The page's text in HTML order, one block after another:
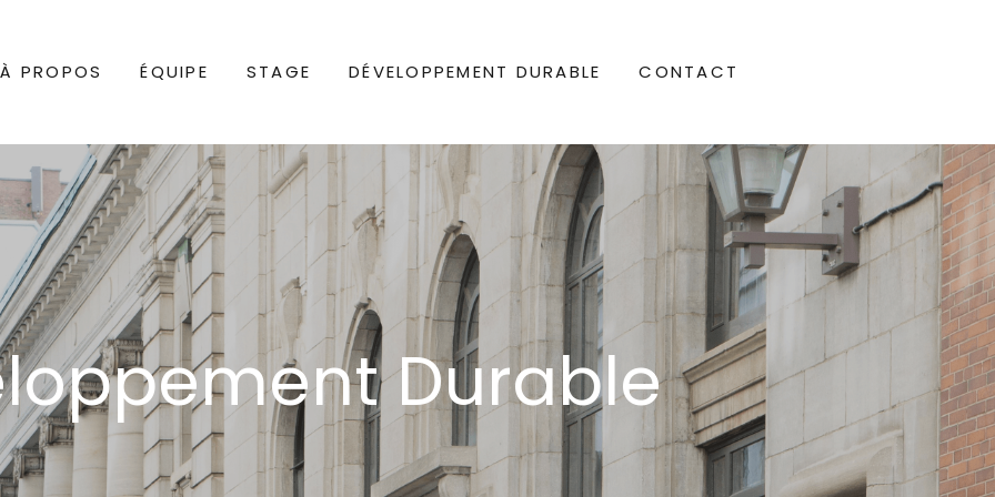
À PROPOS ÉQUIPE STAGE DÉVELOPPEMENT DURABLE CONTACT
Durable